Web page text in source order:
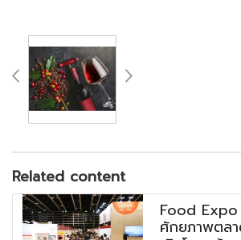
Related content
Food
ศักยภาพตลา